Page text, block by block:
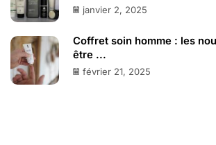
janvier 2, 2025
Coffret soin homme : les
être ...
février 21, 2025